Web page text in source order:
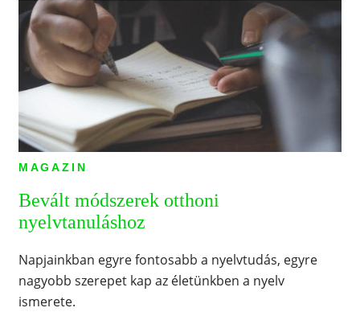
MAGAZIN
Bevált módszerek otthoni
nyelvtanuláshoz
Napjainkban egyre fontosabb a nyelvtudás, egyre
nagyobb szerepet kap az életünkben a nyelv
ismerete.